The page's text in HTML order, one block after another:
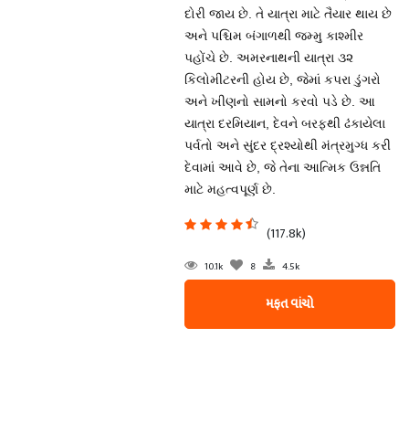
દોરી જાય છે. તે યાત્રા માટે તૈયાર થાય છે
અને પશ્ચિમ બંગાળથી જમ્મુ કાશ્મીર
પહોંચે છે. અમરનાથની યાત્રા ૩૨
કિલોમીટરની હોય છે, જેમાં કપરા ડુંગરો
અને ખીણનો સામનો કરવો પડે છે. આ
યાત્રા દરમિયાન, દેવને બરફથી ઢંકાયેલા
પર્વતો અને સુંદર દ્રશ્યોથી મંત્રમુગ્ધ કરી
દેવામાં આવે છે, જે તેના આત્મિક ઉન્નતિ
માટે મહત્વપૂર્ણ છે.
(117.8k)
10.1k 8 4.5k
મફત વાંચો